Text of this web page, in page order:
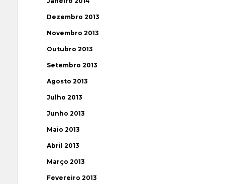
Dezembro 2013
Novembro 2013
Outubro 2013
Setembro 2013
Agosto 2013
Julho 2013
Junho 2013
Maio 2013
Abril 2013
Março 2013
Fevereiro 2013